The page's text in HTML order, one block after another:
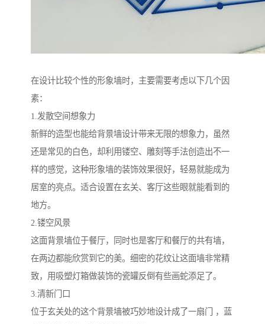
在设计比较个性的形象墙时，主要需要考虑以下几个因
素：
1.发散空间想象力
新鲜的造型也能给背景墙设计带来无限的想象力，虽然
还是常见的白色，却利用镂空、雕刻等手法创造出不一
样的感觉，这种形象墙的装饰效果很好，轻易就能成为
居室的亮点。适合设置在玄关、客厅这些眼就能看到的
地方。
2.镂空风景
这面背景墙位于餐厅，同时也是客厅和餐厅的共有墙，
在两边都能欣赏到它的美。细密的花纹让这面墙非常精
致，用吸塑灯箱做装饰的瓷罐反倒有些画蛇添足了。
3.清新门口
位于玄关处的这个背景墙被巧妙地设计成了一扇门 ，蓝